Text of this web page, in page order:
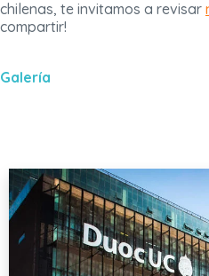
chilenas, te invitamos a revisar
compartir!
Galería